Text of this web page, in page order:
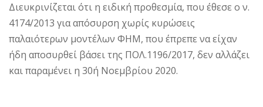
Διευκρινίζεται ότι η ειδική προθεσμία, που έθεσε ο ν.
4174/2013 για απόσυρση χωρίς κυρώσεις
παλαιότερων μοντέλων ΦΗΜ, που έπρεπε να είχαν
ήδη αποσυρθεί βάσει της ΠΟΛ.1196/2017, δεν αλλάζει
και παραμένει η 30ή Νοεμβρίου 2020.